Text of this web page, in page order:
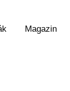
Magazin